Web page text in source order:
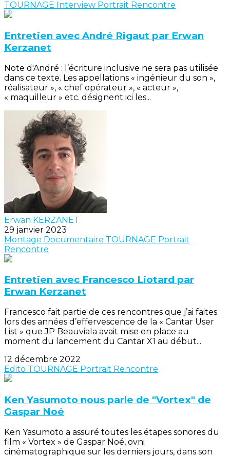
TOURNAGE Interview Portrait Rencontre
Entretien avec André Rigaut par Erwan
Kerzanet
Note d'André : l’écriture inclusive ne sera pas utilisée
dans ce texte. Les appellations « ingénieur du son »,
réalisateur », « chef opérateur », « acteur »,
« maquilleur » etc. désignent ici les...
Erwan KERZANET
29 janvier 2023
Montage Documentaire TOURNAGE Portrait
Rencontre
Entretien avec Francesco Liotard par
Erwan Kerzanet
Francesco fait partie de ces rencontres que j’ai faites
lors des années d’effervescence de la « Cantar User
List » que JP Beauviala avait mise en place au
moment du lancement du Cantar X1 au début...
12 décembre 2022
Edito TOURNAGE Portrait Rencontre
Ken Yasumoto nous parle de "Vortex" de
Gaspar Noé
Ken Yasumoto a assuré toutes les étapes sonores du
film « Vortex » de Gaspar Noé, ovni
cinématographique sur les derniers jours, dans son